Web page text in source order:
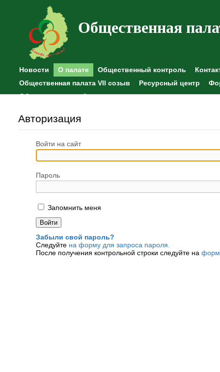
Общественная
Новости О палате Общественный контроль
Общественная палата VII созыв
Ресурсный центр
Общественные наблюдения
Авторизация
Войти на сайт
Пароль
Запомнить меня
Забыли свой пароль?
Следуйте на форму для запроса пароля.
После получения контрольной строки следуйте на